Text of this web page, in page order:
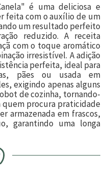
é uma deliciosa e
feita com o auxílio de um
um resultado perfeito
reduzido. A receita
com o toque aromático
irresistível. A adição
perfeita, ideal para
pães ou usada em
exigindo apenas alguns
de cozinha, tornando-
quem procura praticidade
armazenada em frascos,
garantindo uma longa